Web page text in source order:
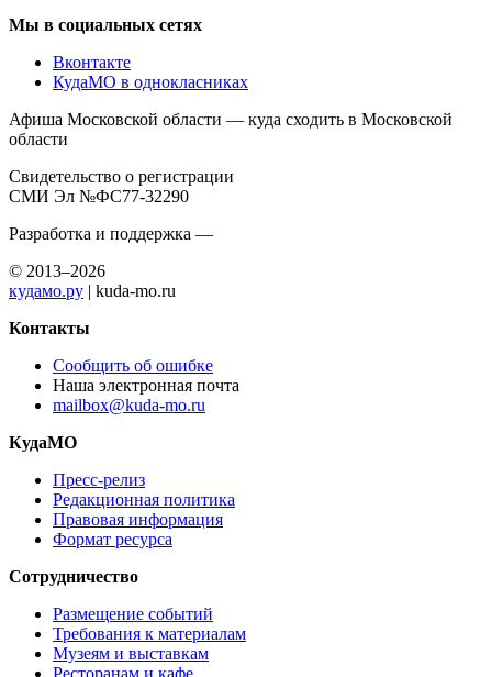
Мы в социальных сетях
Вконтакте
КудаМО в однокласниках
Афиша Московской области — куда сходить в Московской
области
Свидетельство о регистрации
СМИ Эл №ФС77-32290
Разработка и поддержка —
© 2013–2026
кудамо.ру | kuda-mo.ru
Контакты
Сообщить об ошибке
Наша электронная почта
mailbox@kuda-mo.ru
КудаМО
Пресс-релиз
Редакционная политика
Правовая информация
Формат ресурса
Сотрудничество
Размещение событий
Требования к материалам
Музеям и выставкам
Ресторанам и кафе